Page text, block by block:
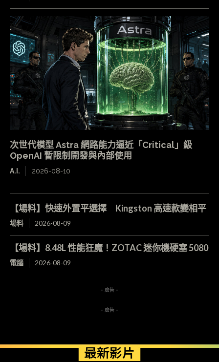
次世代模型 Astra 網路能力逼近「Critical」級
OpenAI 暫限制開發與內部使用
A.I. 2026-08-10
【場料】快速外置平選擇 Kingston 高速款變相平
場料 2026-08-09
【場料】8.48L 性能狂魔！ZOTAC 迷你機硬塞 5080
電腦 2026-08-09
- 廣告 -
- 廣告 -
最新影片